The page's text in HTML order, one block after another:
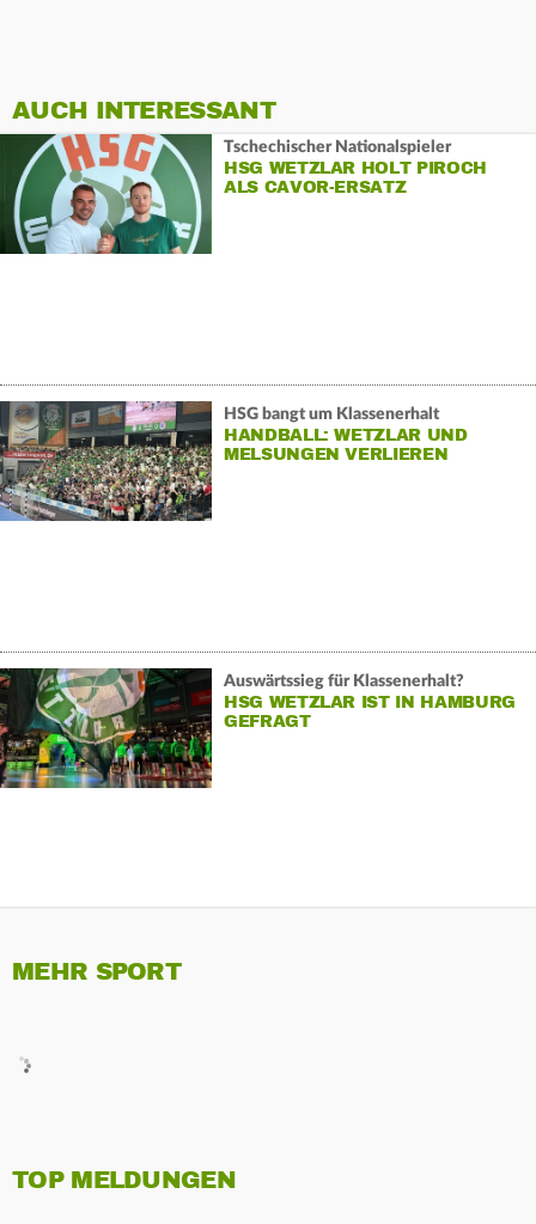
AUCH INTERESSANT
Tschechischer Nationalspieler
HSG WETZLAR HOLT PIROCH
ALS CAVOR-ERSATZ
HSG bangt um Klassenerhalt
HANDBALL: WETZLAR UND
MELSUNGEN VERLIEREN
Auswärtssieg für Klassenerhalt?
HSG WETZLAR IST IN HAMBURG
GEFRAGT
MEHR SPORT
TOP MELDUNGEN